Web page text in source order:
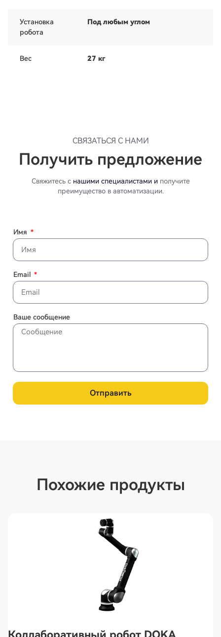
Установка
робота
Под любым углом
Вес 27 кг
СВЯЗАТЬСЯ С НАМИ
Получить предложение
Свяжитесь с нашими специалистами иполучите
преимущество в автоматизации.
Имя
Email
Ваше сообщение
Отправить
Похожие продукты